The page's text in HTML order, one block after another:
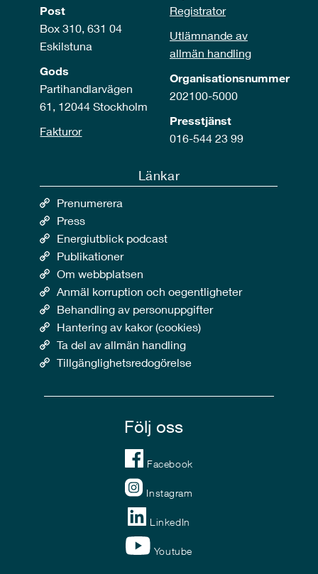
Post
Box 310, 631 04
Eskilstuna
Gods
Partihandlarvägen
61, 12044 Stockholm
Fakturor
Registrator
Utlämnande av
allmän handling
Organisationsnummer
202100-5000
Presstjänst
016-544 23 99
Länkar
Prenumerera
Press
Energiutblick podcast
Publikationer
Om webbplatsen
Anmäl korruption och oegentligheter
Behandling av personuppgifter
Hantering av kakor (cookies)
Ta del av allmän handling
Tillgänglighetsredogörelse
Följ oss
Facebook
Instagram
LinkedIn
Youtube